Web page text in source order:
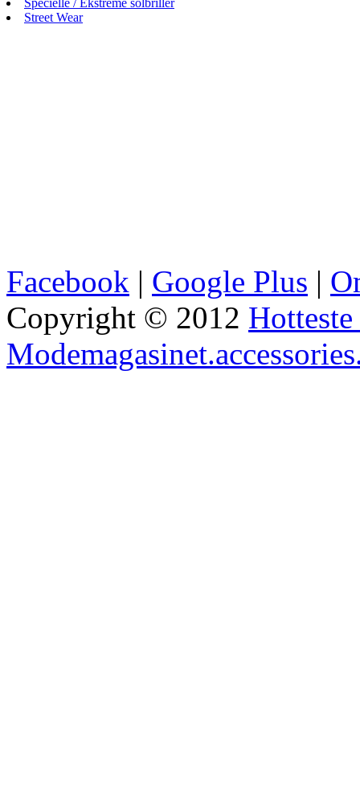
Specielle / Ekstreme solbriller
Street Wear
Facebook | Google Plus |
Copyright © 2012